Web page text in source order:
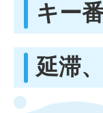
キー
延滞